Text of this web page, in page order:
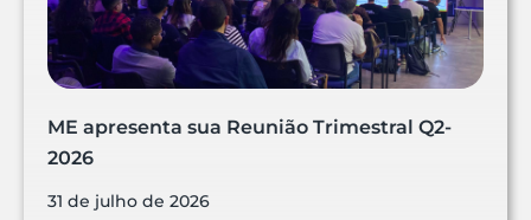
ME apresenta sua Reunião Trimestral Q2-
2026
31 de julho de 2026